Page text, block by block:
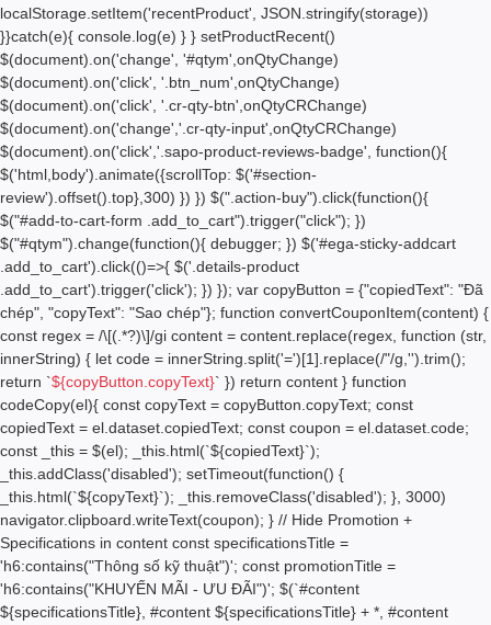
localStorage.setItem('recentProduct', JSON.stringify(storage))
}}catch(e){ console.log(e) } } setProductRecent()
$(document).on('change', '#qtym',onQtyChange)
$(document).on('click', '.btn_num',onQtyChange)
$(document).on('click', '.cr-qty-btn',onQtyCRChange)
$(document).on('change','.cr-qty-input',onQtyCRChange)
$(document).on('click','.sapo-product-reviews-badge', function(){
$('html,body').animate({scrollTop: $('#section-
review').offset().top},300) }) }) $(".action-buy").click(function(){
$("#add-to-cart-form .add_to_cart").trigger("click"); })
$("#qtym").change(function(){ debugger; }) $('#ega-sticky-addcart
.add_to_cart').click(()=>{ $('.details-product
.add_to_cart').trigger('click'); }) }); var copyButton = {"copiedText": "Đã
chép", "copyText": "Sao chép"}; function convertCouponItem(content) {
const regex = /\[(.*?)\]/gi content = content.replace(regex, function (str,
innerString) { let code = innerString.split('=')[1].replace(/"/g,'').trim();
return `${copyButton.copyText}` }) return content } function
codeCopy(el){ const copyText = copyButton.copyText; const
copiedText = el.dataset.copiedText; const coupon = el.dataset.code;
const _this = $(el); _this.html(`${copiedText}`);
_this.addClass('disabled'); setTimeout(function() {
_this.html(`${copyText}`); _this.removeClass('disabled'); }, 3000)
navigator.clipboard.writeText(coupon); } // Hide Promotion +
Specifications in content const specificationsTitle =
'h6:contains("Thông số kỹ thuật")'; const promotionTitle =
'h6:contains("KHUYẾN MÃI - ƯU ĐÃI")'; $(`#content
${specificationsTitle}, #content ${specificationsTitle} + *, #content